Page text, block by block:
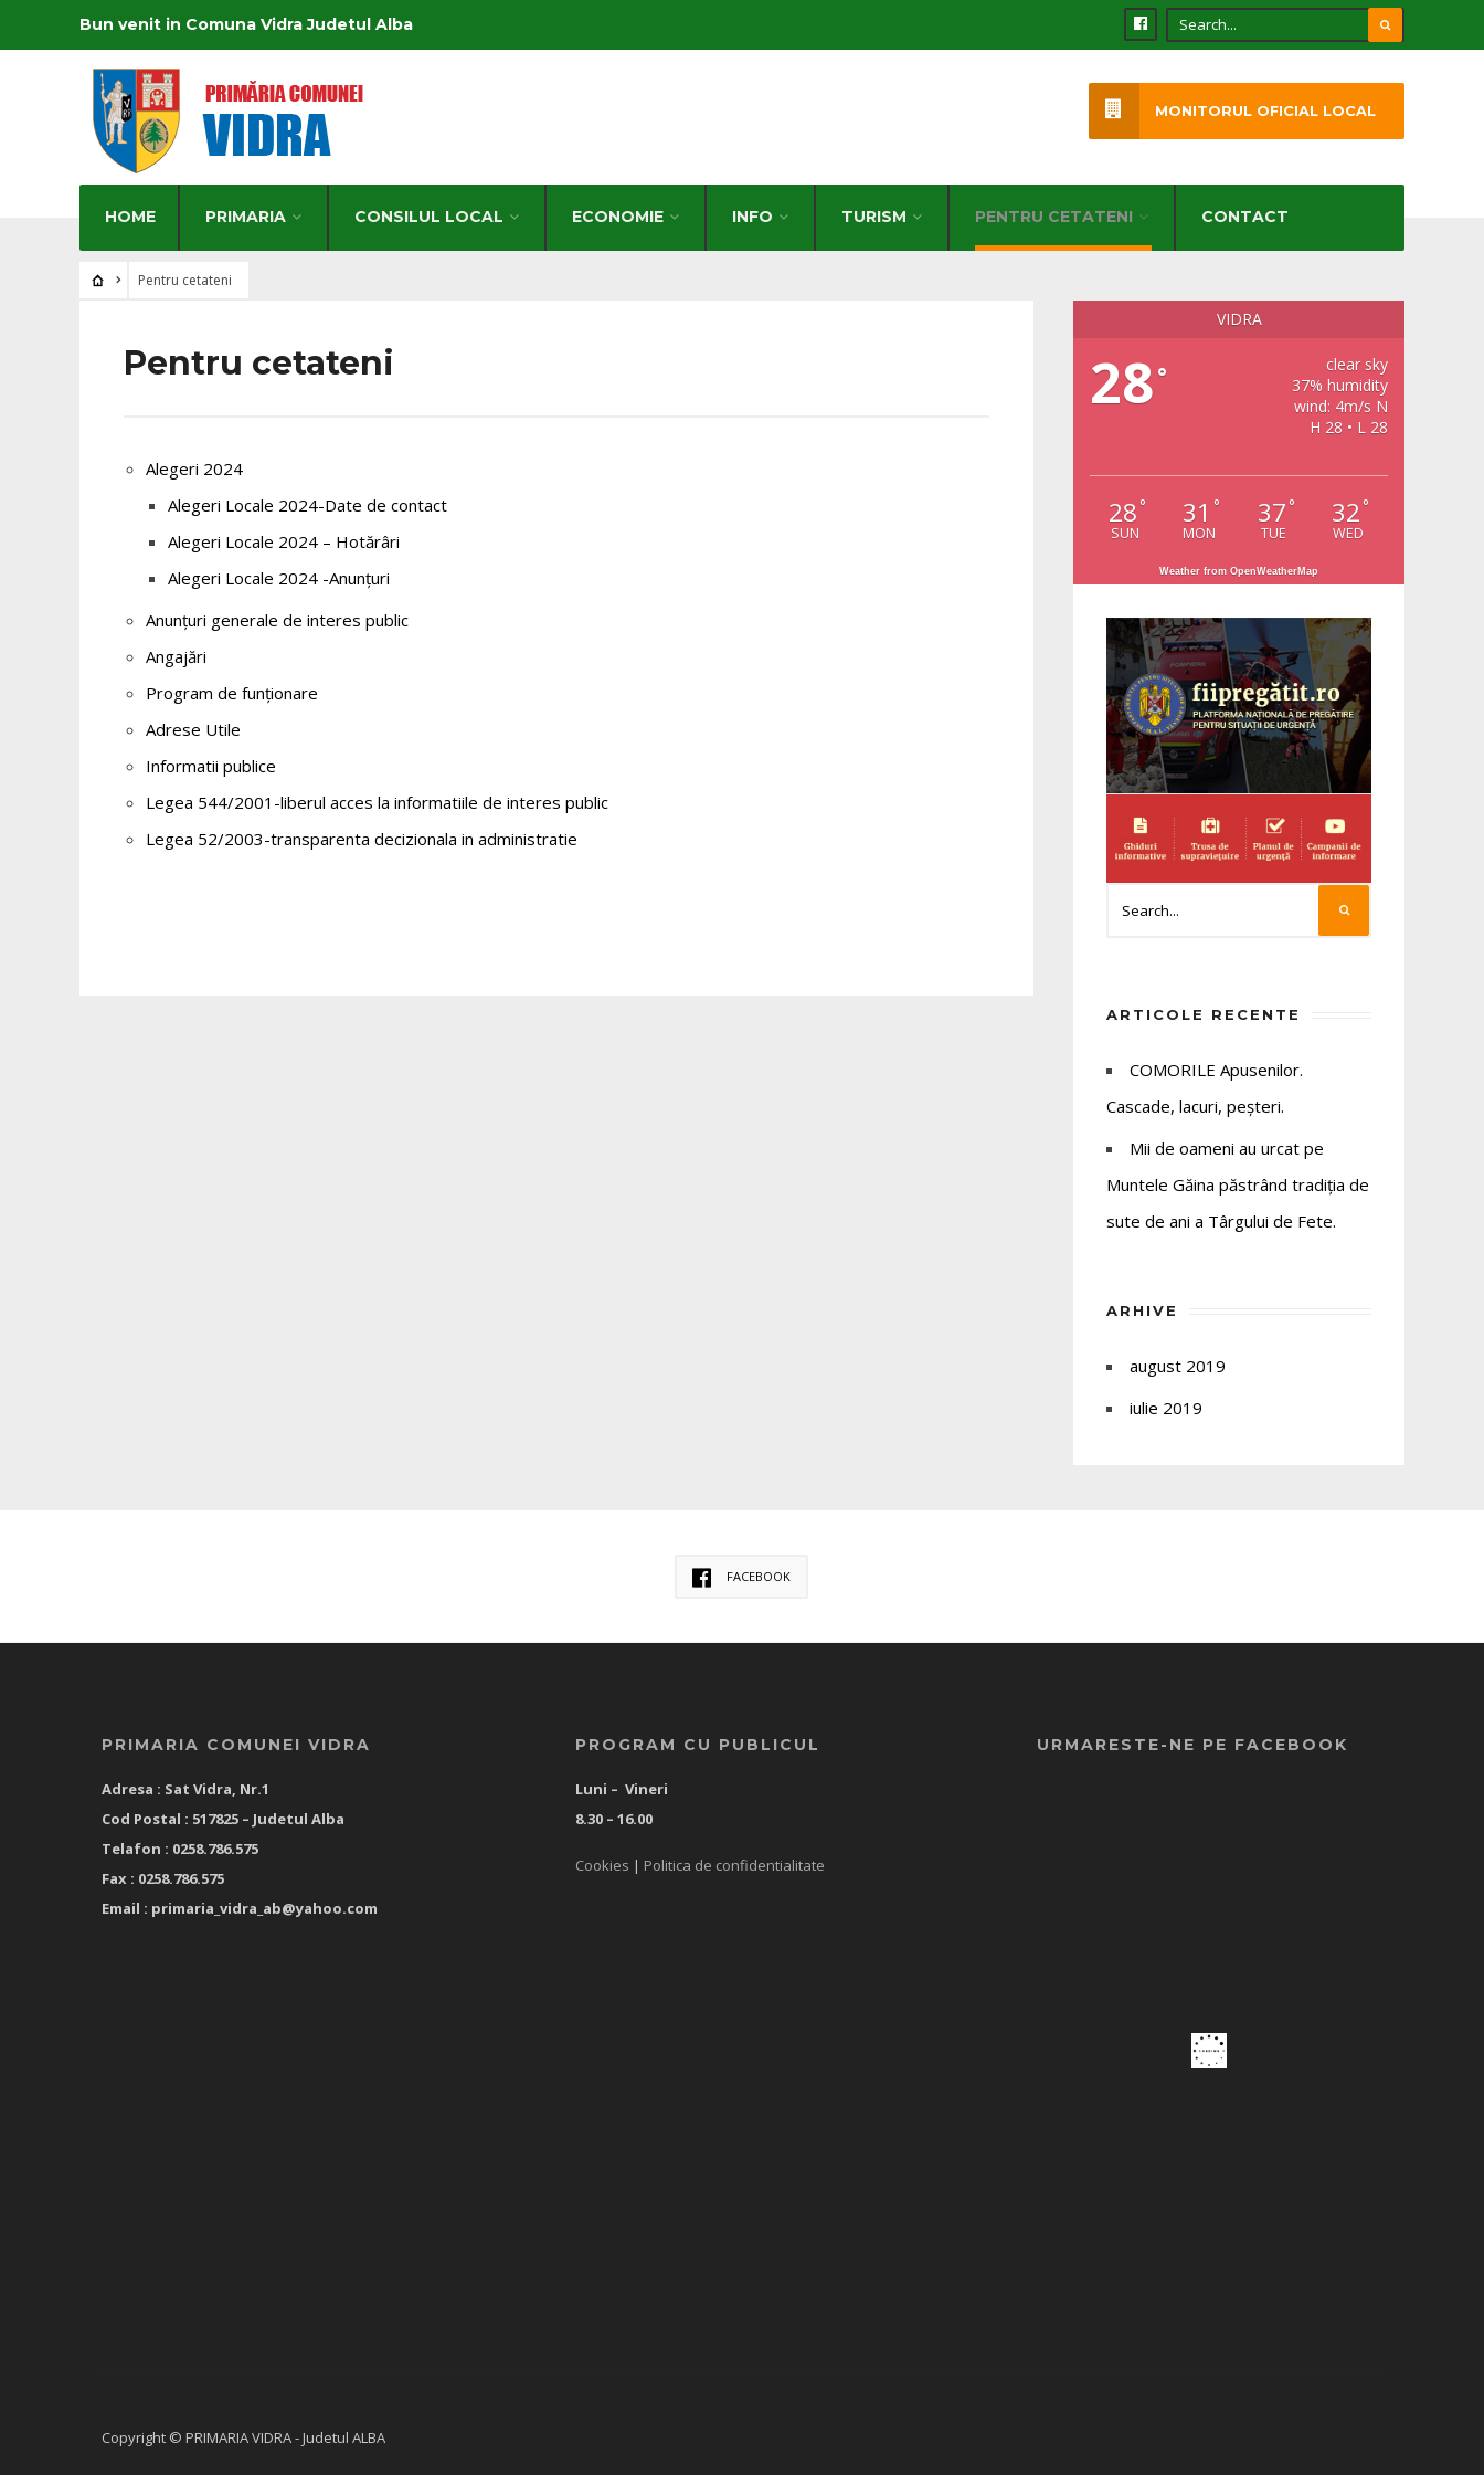
Bun venit in Comuna Vidra Judetul Alba
HOME PRIMARIA CONSILUL LOCAL ECONOMIE INFO TURISM PENTRU CETATENI CONTACT
MONITORUL OFICIAL LOCAL
Pentru cetateni
Pentru cetateni
Alegeri 2024
Alegeri Locale 2024-Date de contact
Alegeri Locale 2024 – Hotărâri
Alegeri Locale 2024 -Anunțuri
Anunțuri generale de interes public
Angajări
Program de funționare
Adrese Utile
Informatii publice
Legea 544/2001-liberul acces la informatiile de interes public
Legea 52/2003-transparenta decizionala in administratie
VIDRA
28°
clear sky
37% humidity
wind: 4m/s N
H 28 • L 28
28 °
SUN
31 °
MON
37 °
TUE
32 °
WED
Weather from OpenWeatherMap
ARTICOLE RECENTE
COMORILE Apusenilor.
Cascade, lacuri, peșteri.
Mii de oameni au urcat pe
Muntele Găina păstrând tradiția de
sute de ani a Târgului de Fete.
ARHIVE
august 2019
iulie 2019
FACEBOOK
PRIMARIA COMUNEI VIDRA
Adresa : Sat Vidra, Nr.1
Cod Postal : 517825 – Judetul Alba
Telafon : 0258.786.575
Fax : 0258.786.575
Email : primaria_vidra_ab@yahoo.com
PROGRAM CU PUBLICUL
Luni – Vineri
8.30 – 16.00
Cookies | Politica de confidentialitate
URMARESTE-NE PE FACEBOOK
Copyright © PRIMARIA VIDRA - Judetul ALBA